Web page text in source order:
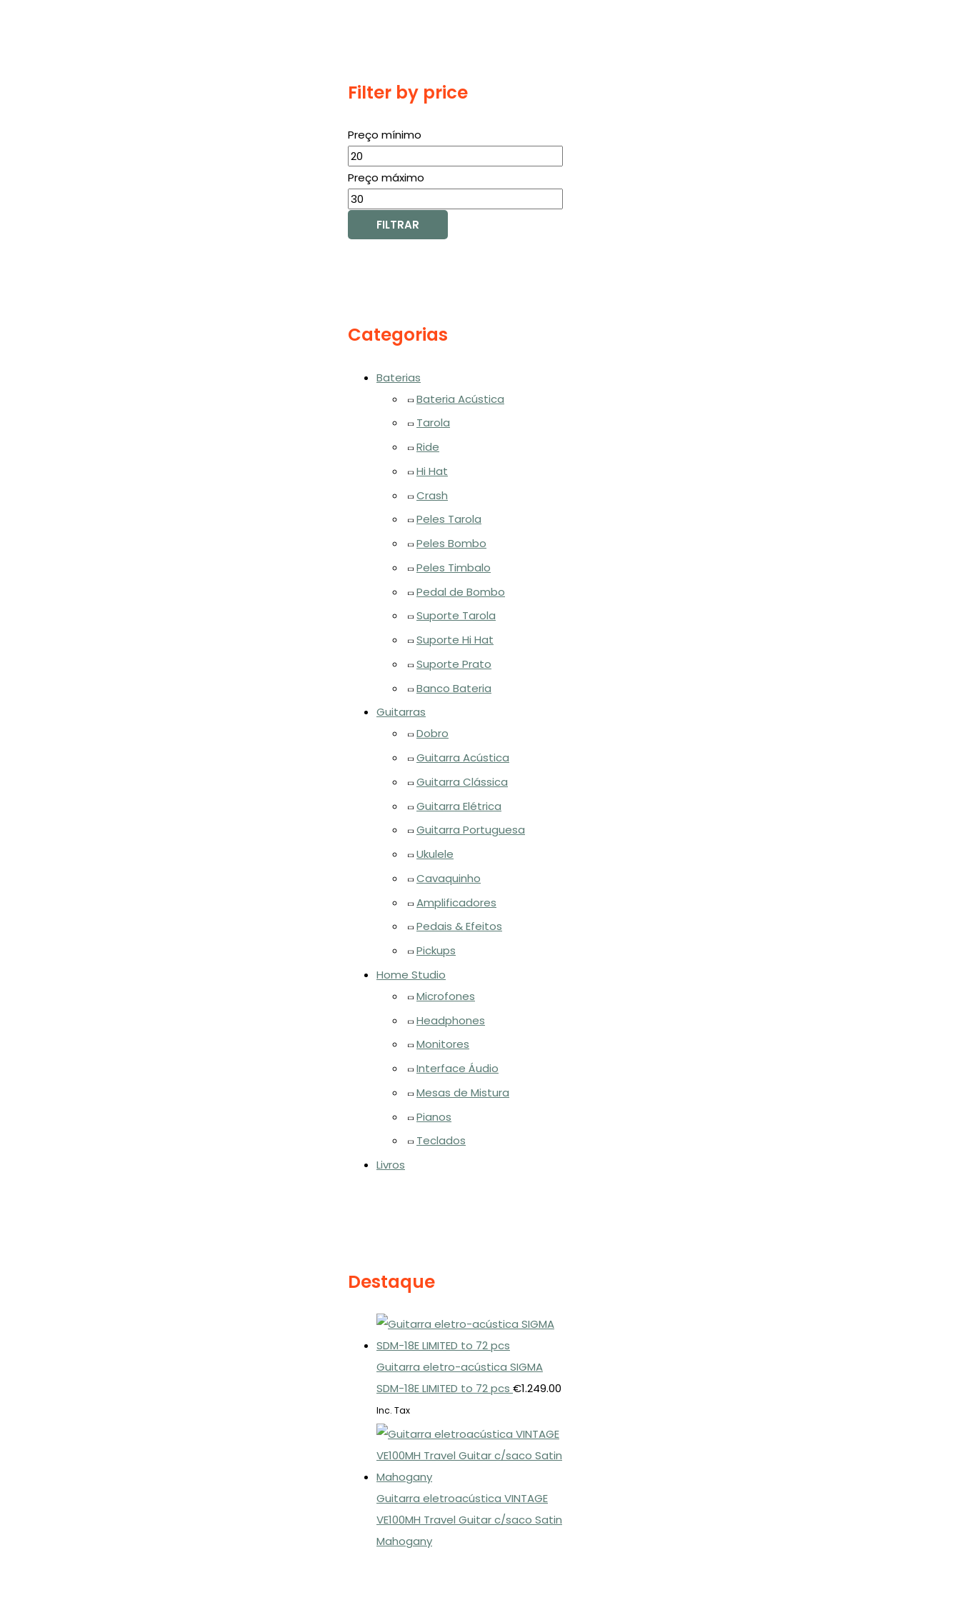
Filter by price
Preço mínimo
Preço máximo
FILTRAR
Categorias
Baterias
Bateria Acústica
Tarola
Ride
Hi Hat
Crash
Peles Tarola
Peles Bombo
Peles Timbalo
Pedal de Bombo
Suporte Tarola
Suporte Hi Hat
Suporte Prato
Banco Bateria
Guitarras
Dobro
Guitarra Acústica
Guitarra Clássica
Guitarra Elétrica
Guitarra Portuguesa
Ukulele
Cavaquinho
Amplificadores
Pedais & Efeitos
Pickups
Home Studio
Microfones
Headphones
Monitores
Interface Áudio
Mesas de Mistura
Pianos
Teclados
Livros
Destaque
Guitarra eletro-acústica SIGMA
SDM-18E LIMITED to 72 pcs €1.249.00
Inc. Tax
Guitarra eletroacústica VINTAGE
VE100MH Travel Guitar c/saco Satin
Mahogany